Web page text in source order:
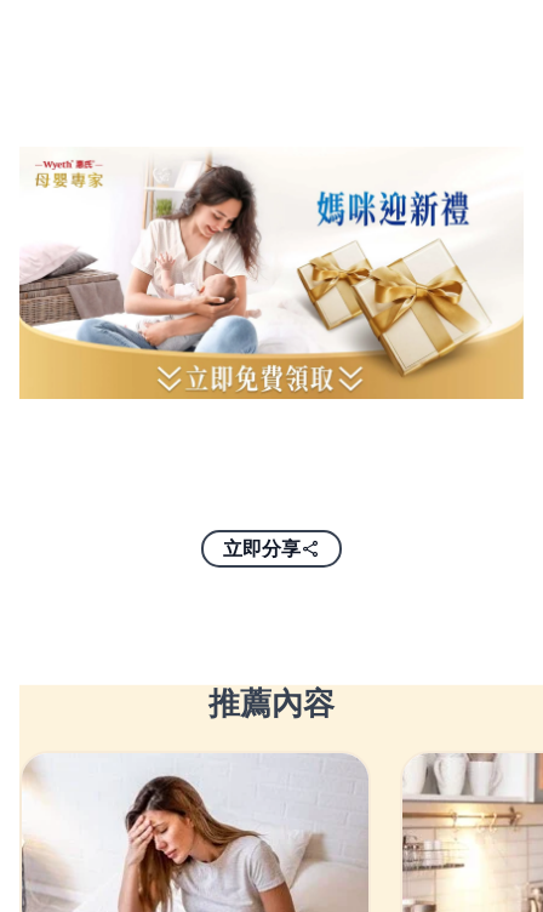
立即分享
推薦內容